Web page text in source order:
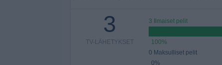
3
TV-LÄHETYKSET
3 Ilmaiset pelit
100%
0 Maksulliset pelit
0%